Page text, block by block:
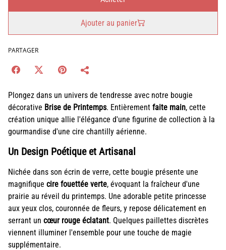
Ajouter au panier
PARTAGER
Plongez dans un univers de tendresse avec notre bougie
décorative Brise de Printemps. Entièrement faite main, cette
création unique allie l'élégance d'une figurine de collection à la
gourmandise d'une cire chantilly aérienne.
Un Design Poétique et Artisanal
Nichée dans son écrin de verre, cette bougie présente une
magnifique cire fouettée verte, évoquant la fraîcheur d'une
prairie au réveil du printemps. Une adorable petite princesse
aux yeux clos, couronnée de fleurs, y repose délicatement en
serrant un cœur rouge éclatant. Quelques paillettes discrètes
viennent illuminer l'ensemble pour une touche de magie
supplémentaire.